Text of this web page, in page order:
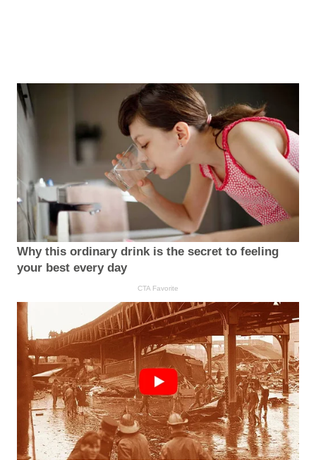
Why this ordinary drink is the secret to feeling
your best every day
CTA Favorite